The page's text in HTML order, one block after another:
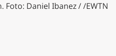
Daniel Ibanez / /EWTN